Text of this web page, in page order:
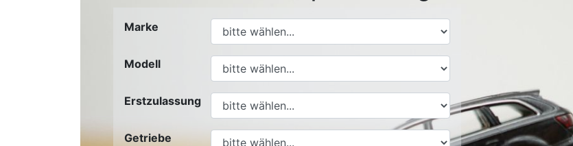
Marke
Modell
Erstzulassung
Getriebe